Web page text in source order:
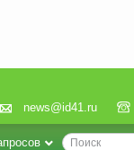
news@id41.ru